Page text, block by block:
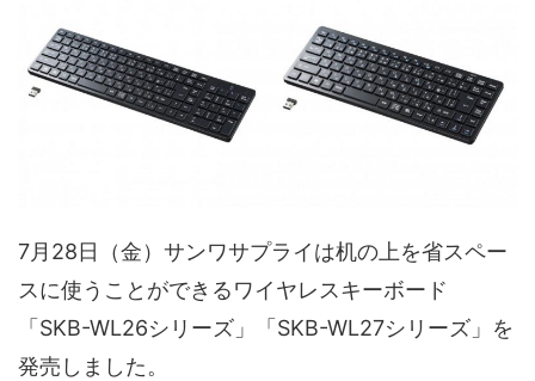
7月28日（金）サンワサプライは机の上を省スペー
スに使うことができるワイヤレスキーボード
「SKB-WL26シリーズ」「SKB-WL27シリーズ」を
発売しました。